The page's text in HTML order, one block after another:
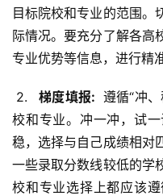
目标院校和专业的范围。
际情况。要充分了解各高
专业优势等信息，进行精
2.
  梯度填报:
遵循“冲
校和专业。冲一冲，试
稳，选择与自己成绩相对
一些录取分数线较低的学
校和专业选择上都应该